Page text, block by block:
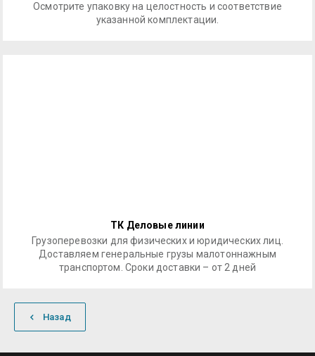
Осмотрите упаковку на целостность и соответствие
указанной комплектации.
ТК Деловые линии
Грузоперевозки для физических и юридических лиц.
Доставляем генеральные грузы малотоннажным
транспортом. Сроки доставки – от 2 дней
Назад